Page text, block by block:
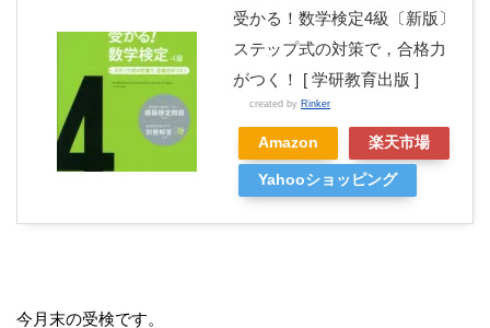
受かる！数学検定4級〔新版〕
ステップ式の対策で，合格力
がつく！ [ 学研教育出版 ]
created by Rinker
Amazon 楽天市場
Yahooショッピング
今月末の受検です。